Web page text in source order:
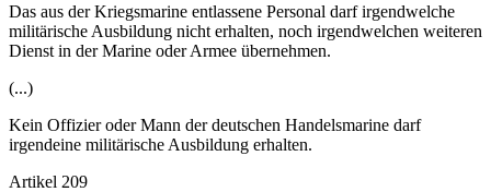
Das aus der Kriegsmarine entlassene Personal darf irgendwelche
militärische Ausbildung nicht erhalten, noch irgendwelchen weiteren
Dienst in der Marine oder Armee übernehmen.
(...)
Kein Offizier oder Mann der deutschen Handelsmarine darf
irgendeine militärische Ausbildung erhalten.
Artikel 209